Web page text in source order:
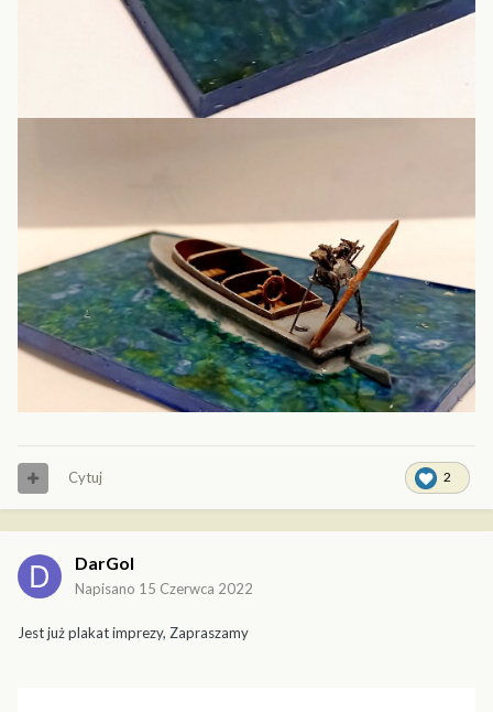
2
Cytuj
DarGol
Napisano 15 Czerwca 2022
Jest już plakat imprezy, Zapraszamy